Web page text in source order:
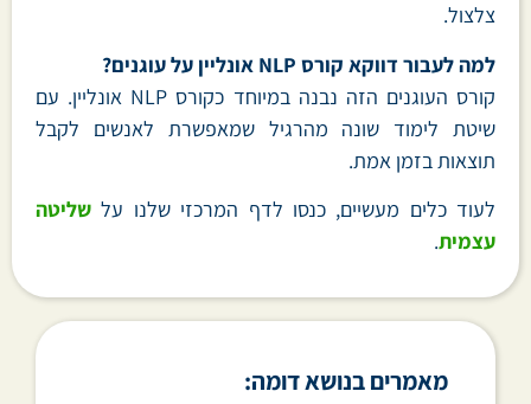
צלצול.
למה לעבור דווקא קורס NLP אונליין על עוגנים?
קורס העוגנים הזה נבנה במיוחד כקורס NLP אונליין. עם
שיטת לימוד שונה מהרגיל שמאפשרת לאנשים לקבל
תוצאות בזמן אמת.
לעוד כלים מעשיים, כנסו לדף המרכזי שלנו על שליטה
עצמית.
מאמרים בנושא דומה: